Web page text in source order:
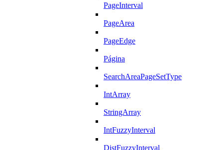
PageInterval
PageArea
PageEdge
Página
SearchAreaPageSetType
IntArray
StringArray
IntFuzzyInterval
DistFuzzyInterval